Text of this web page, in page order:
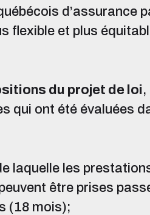
d’assurance
flexible et plus
du projet de loi,
qui ont été évaluées
laquelle les
être prises
(18 mois);